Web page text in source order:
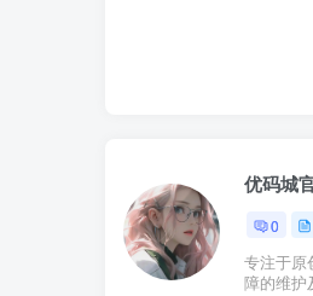
优码城
0
专注于原
障的维护